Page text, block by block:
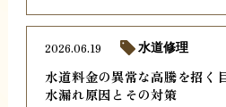
水道料金の異常な高騰を招く
水漏れ原因とその対策
2026.06.19 水道修理